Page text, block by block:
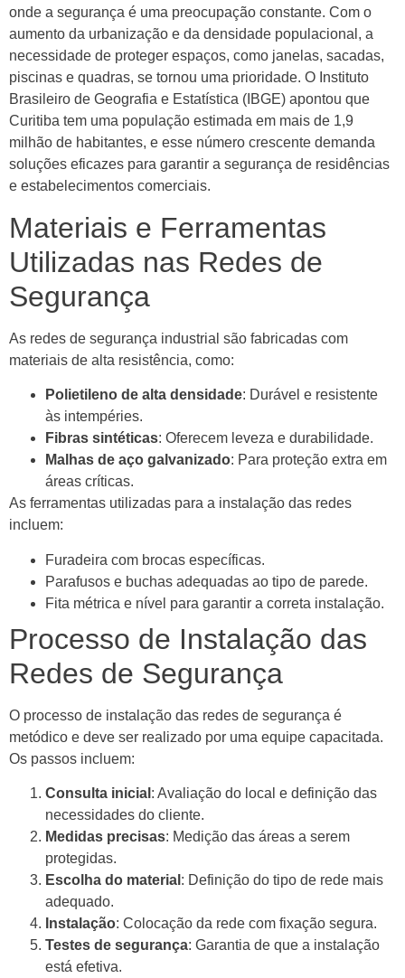
onde a segurança é uma preocupação constante. Com o
aumento da urbanização e da densidade populacional, a
necessidade de proteger espaços, como janelas, sacadas,
piscinas e quadras, se tornou uma prioridade. O Instituto
Brasileiro de Geografia e Estatística (IBGE) apontou que
Curitiba tem uma população estimada em mais de 1,9
milhão de habitantes, e esse número crescente demanda
soluções eficazes para garantir a segurança de residências
e estabelecimentos comerciais.
Materiais e Ferramentas
Utilizadas nas Redes de
Segurança
As redes de segurança industrial são fabricadas com
materiais de alta resistência, como:
Polietileno de alta densidade: Durável e resistente
às intempéries.
Fibras sintéticas: Oferecem leveza e durabilidade.
Malhas de aço galvanizado: Para proteção extra em
áreas críticas.
As ferramentas utilizadas para a instalação das redes
incluem:
Furadeira com brocas específicas.
Parafusos e buchas adequadas ao tipo de parede.
Fita métrica e nível para garantir a correta instalação.
Processo de Instalação das
Redes de Segurança
O processo de instalação das redes de segurança é
metódico e deve ser realizado por uma equipe capacitada.
Os passos incluem:
Consulta inicial : Avaliação do local e definição das
necessidades do cliente.
Medidas precisas: Medição das áreas a serem
protegidas.
Escolha do material : Definição do tipo de rede mais
adequado.
Instalação: Colocação da rede com fixação segura.
Testes de segurança: Garantia de que a instalação
está efetiva.